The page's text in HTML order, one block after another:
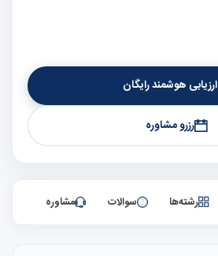
ارزیابی هوشمند رایگان
رزرو مشاوره
رشته‌ها سوالات مشاوره